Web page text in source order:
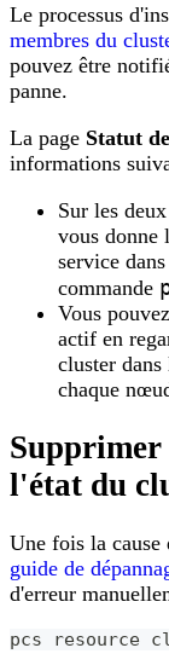
Le processus
membres du
pouvez être
panne.
La page Statut
informations
Sur les
vous donne
service
commande
Vous
actif en
cluster
chaque
Supprimer
l'état du
Une fois la
guide de
d'erreur
pcs resource